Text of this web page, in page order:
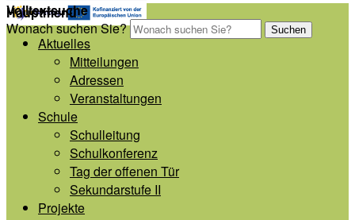
Volltextsuche
Wonach suchen Sie?
Suchen
Hauptmenü
Aktuelles
Mitteilungen
Adressen
Veranstaltungen
Schule
Schulleitung
Schulkonferenz
Tag der offenen Tür
Sekundarstufe II
Projekte